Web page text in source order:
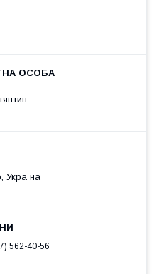
Україна
562-40-56